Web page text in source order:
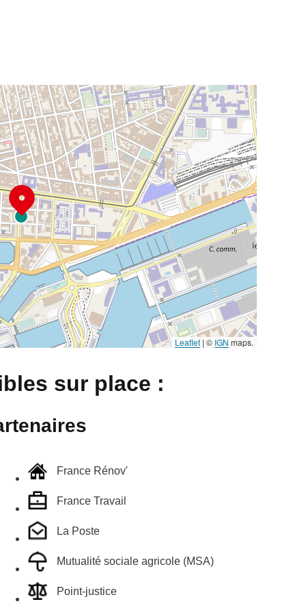
Leaflet | © IGN maps.
sur place :
France Rénov'
France Travail
La Poste
Mutualité sociale agricole (MSA)
Point-justice